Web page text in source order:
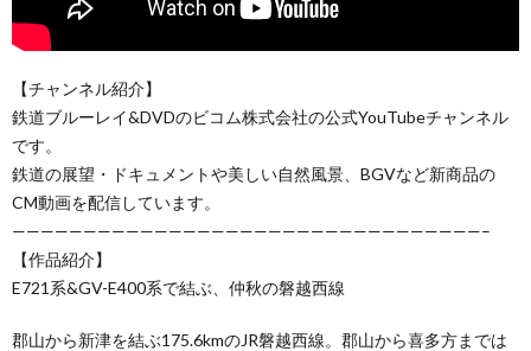
【チャンネル紹介】
鉄道ブルーレイ&DVDのビコム株式会社の公式YouTubeチャンネル
です。
鉄道の展望・ドキュメントや美しい自然風景、BGVなど新商品の
CM動画を配信しています。
—————————————————————————————————–
【作品紹介】
E721系&GV-E400系で結ぶ、仲秋の磐越西線
郡山から新津を結ぶ175.6kmのJR磐越西線。郡山から喜多方までは